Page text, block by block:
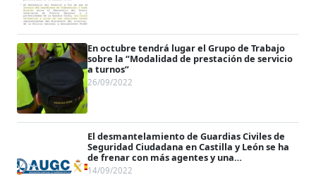
En octubre tendrá lugar el Grupo de Trabajo
sobre la “Modalidad de prestación de servicio
a turnos”
26/09/2022
El desmantelamiento de Guardias Civiles de
Seguridad Ciudadana en Castilla y León se ha
de frenar con más agentes y una
reestructuración operativa
14/09/2022